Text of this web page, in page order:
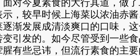
今夏素食的大行其道，做了
示，较早时候上海菜以浓油赤
逐渐发展成清淡爽口的口味，
变引发的。如今尽管受到一些
腥有些忌讳，但流行素食的主